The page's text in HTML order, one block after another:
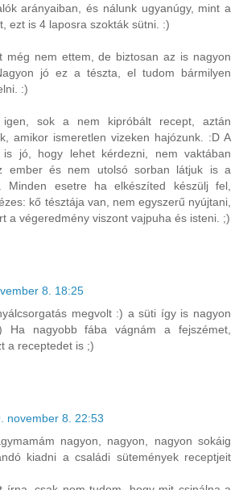
arányaiban, és nálunk ugyanúgy, mint a
ezt is 4 laposra szokták sütni. :)
még nem ettem, de biztosan az is nagyon
jó ez a tészta, el tudom bármilyen
:)
igen, sok a nem kipróbált recept, aztán
amikor ismeretlen vizeken hajózunk. :D A
is jó, hogy lehet kérdezni, nem vaktában
ember és nem utolsó sorban látjuk is a
Minden esetre ha elkészíted készülj fel,
kő tésztája van, nem egyszerű nyújtani,
a végeredmény viszont vajpuha és isteni. ;)
8. 18:25
megvolt :) a süti így is nagyon
Ha nagyobb fába vágnám a fejszémet,
a receptedet is ;)
november 8. 22:53
nagyon, nagyon, nagyon sokáig
kiadni a családi sütemények receptjeit